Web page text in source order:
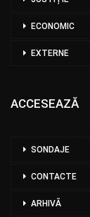
ECONOMIC
EXTERNE
ACCESEAZĂ
SONDAJE
CONTACTE
ARHIVĂ